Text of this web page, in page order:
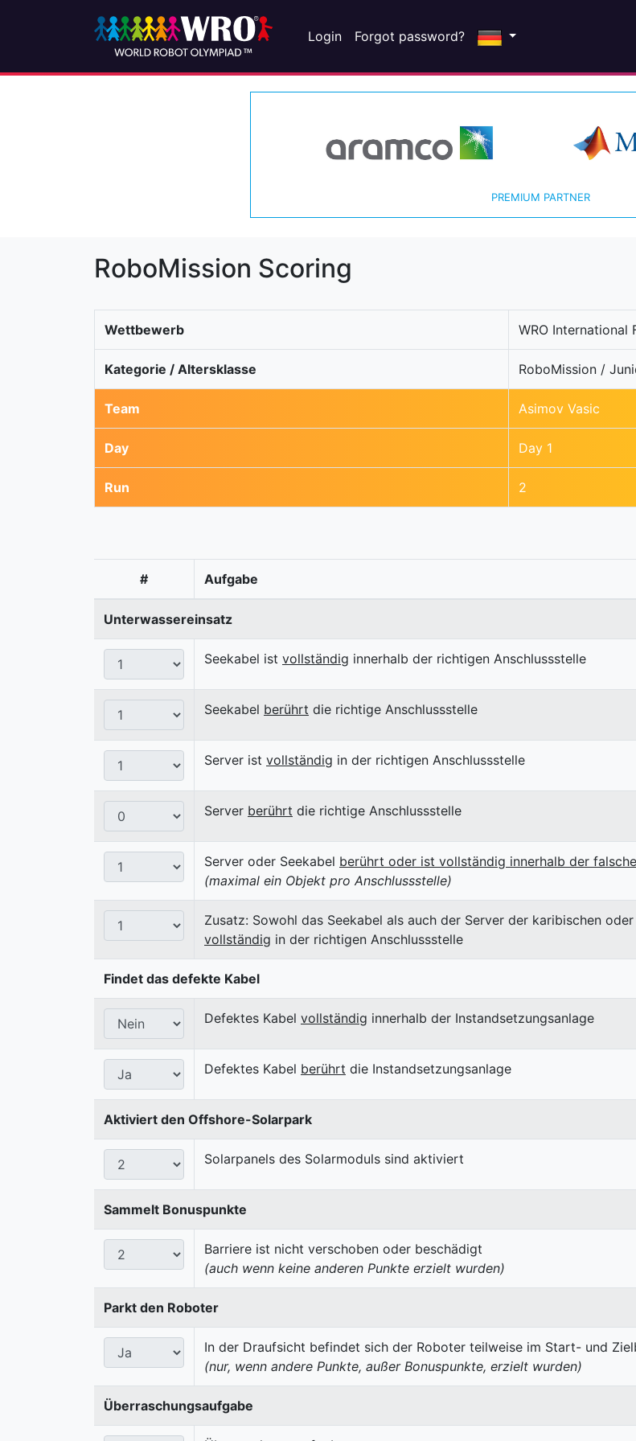
Login Forgot password?
PREMIUM PARTNER
RoboMission Scoring
Wettbewerb WRO International
Kategorie / Altersklasse RoboMission /
Team Asimov Vasic
Day Day 1
Run 2
# Aufgabe
Unterwassereinsatz
Seekabel ist vollständig innerhalb der richtigen Anschlussstelle
Seekabel berührt die richtige Anschlussstelle
Server ist vollständig in der richtigen Anschlussstelle
Server berührt die richtige Anschlussstelle
Server oder Seekabel berührt oder ist vollständig innerhalb der
(maximal ein Objekt pro Anschlussstelle)
Zusatz: Sowohl das Seekabel als auch der Server der karibischen
vollständig in der richtigen Anschlussstelle
Findet das defekte Kabel
Defektes Kabel vollständig innerhalb der Instandsetzungsanlage
Defektes Kabel berührt die Instandsetzungsanlage
Aktiviert den Offshore-Solarpark
Solarpanels des Solarmoduls sind aktiviert
Sammelt Bonuspunkte
Barriere ist nicht verschoben oder beschädigt
(auch wenn keine anderen Punkte erzielt wurden)
Parkt den Roboter
In der Draufsicht befindet sich der Roboter teilweise im Start- und
(nur, wenn andere Punkte, außer Bonuspunkte, erzielt wurden)
Überraschungsaufgabe